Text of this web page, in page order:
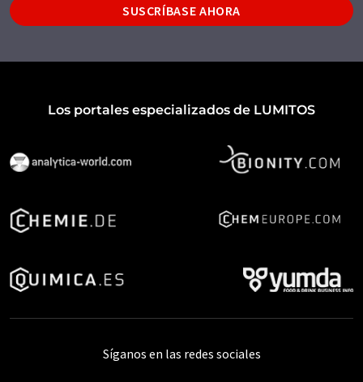
SUSCRÍBASE AHORA
Los portales especializados de LUMITOS
Síganos en las redes sociales